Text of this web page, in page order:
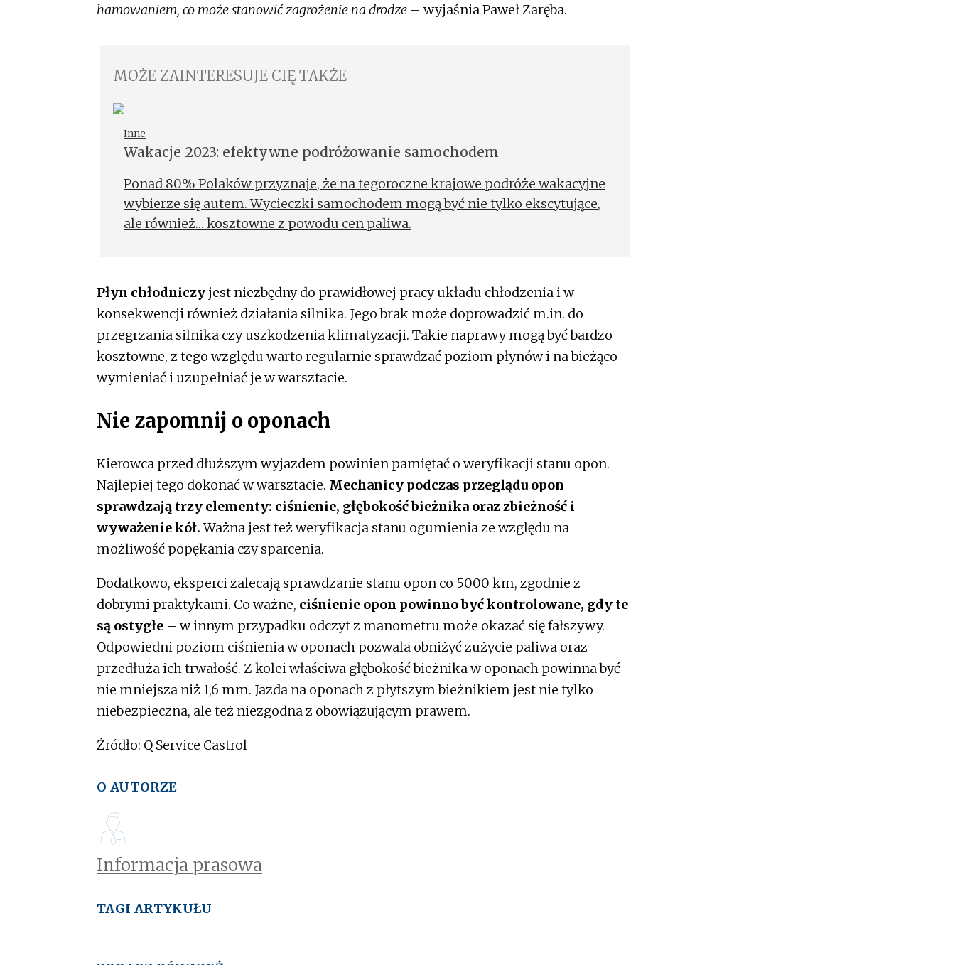
hamowaniem, co może stanowić zagrożenie na drodze – wyjaśnia Paweł Zaręba.
MOŻE ZAINTERESUJE CIĘ TAKŻE
Inne
Wakacje 2023: efektywne podróżowanie samochodem
Ponad 80% Polaków przyznaje, że na tegoroczne krajowe podróże wakacyjne
wybierze się autem. Wycieczki samochodem mogą być nie tylko ekscytujące,
ale również… kosztowne z powodu cen paliwa.
Płyn chłodniczy jest niezbędny do prawidłowej pracy układu chłodzenia i w
konsekwencji również działania silnika. Jego brak może doprowadzić m.in. do
przegrzania silnika czy uszkodzenia klimatyzacji. Takie naprawy mogą być bardzo
kosztowne, z tego względu warto regularnie sprawdzać poziom płynów i na bieżąco
wymieniać i uzupełniać je w warsztacie.
Nie zapomnij o oponach
Kierowca przed dłuższym wyjazdem powinien pamiętać o weryfikacji stanu opon.
Najlepiej tego dokonać w warsztacie. Mechanicy podczas przeglądu opon
sprawdzają trzy elementy: ciśnienie, głębokość bieżnika oraz zbieżność i
wyważenie kół.Ważna jest też weryfikacja stanu ogumienia ze względu na
możliwość popękania czy sparcenia.
Dodatkowo, eksperci zalecają sprawdzanie stanu opon co 5000 km, zgodnie z
dobrymi praktykami. Co ważne, ciśnienie opon powinno być kontrolowane, gdy te
są ostygłe – w innym przypadku odczyt z manometru może okazać się fałszywy.
Odpowiedni poziom ciśnienia w oponach pozwala obniżyć zużycie paliwa oraz
przedłuża ich trwałość. Z kolei właściwa głębokość bieżnika w oponach powinna być
nie mniejsza niż 1,6 mm. Jazda na oponach z płytszym bieżnikiem jest nie tylko
niebezpieczna, ale też niezgodna z obowiązującym prawem.
Źródło: Q Service Castrol
O AUTORZE
Informacja prasowa
TAGI ARTYKUŁU